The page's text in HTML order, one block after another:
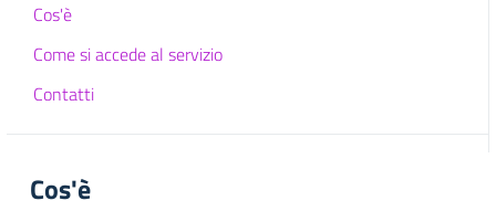
Cos'è
Come si accede al servizio
Contatti
Cos'è